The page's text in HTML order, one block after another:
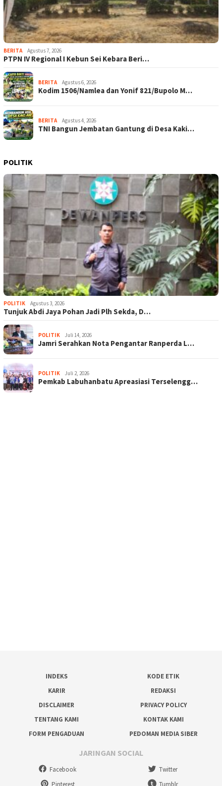
BERITA Agustus 7, 2026
PTPN IV Regional I Kebun Sei Kebara Beri…
BERITA Agustus 6, 2026
Kodim 1506/Namlea dan Yonif 821/Bupolo M…
BERITA Agustus 4, 2026
TNI Bangun Jembatan Gantung di Desa Kaki…
POLITIK
POLITIK Agustus 3, 2026
Tunjuk Abdi Jaya Pohan Jadi Plh Sekda, D…
POLITIK Juli 14, 2026
Jamri Serahkan Nota Pengantar Ranperda L…
POLITIK Juli 2, 2026
Pemkab Labuhanbatu Apreasiasi Terselengg…
INDEKS
KODE ETIK
KARIR
REDAKSI
DISCLAIMER
PRIVACY POLICY
TENTANG KAMI
KONTAK KAMI
FORM PENGADUAN
PEDOMAN MEDIA SIBER
JARINGAN SOCIAL
Facebook
Twitter
Pinterest
Tumblr